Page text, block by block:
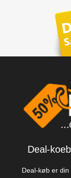
Deal-
Deal-køb er